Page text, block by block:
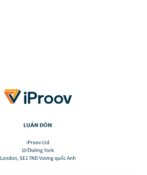
LUÂN ĐÔN
iProov Ltd
10 Đường York
London, SE1 7ND Vương quốc Anh